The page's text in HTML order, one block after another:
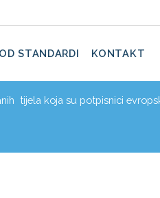
STANDARDI KONTAKT
tijela koja su potpisnici